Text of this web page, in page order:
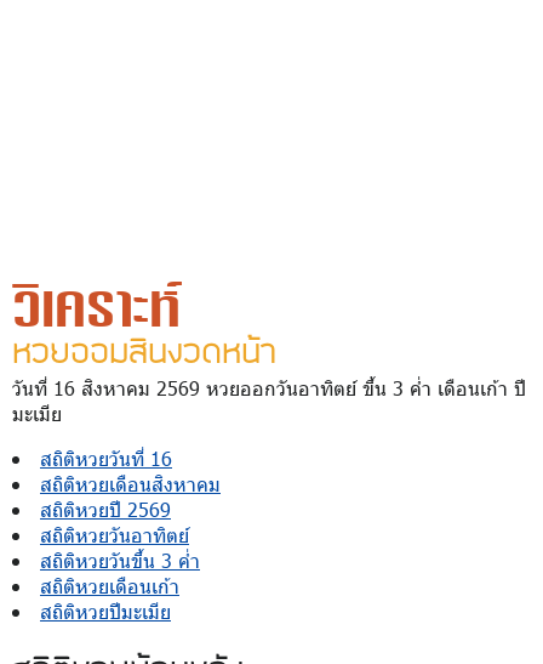
วิเคราะห์
หวยออมสินงวดหน้า
วันที่ 16 สิงหาคม 2569 หวยออกวันอาทิตย์ ขึ้น 3 ค่ำ เดือนเก้า ปี
มะเมีย
สถิติหวยวันที่ 16
สถิติหวยเดือนสิงหาคม
สถิติหวยปี 2569
สถิติหวยวันอาทิตย์
สถิติหวยวันขึ้น 3 ค่ำ
สถิติหวยเดือนเก้า
สถิติหวยปีมะเมีย